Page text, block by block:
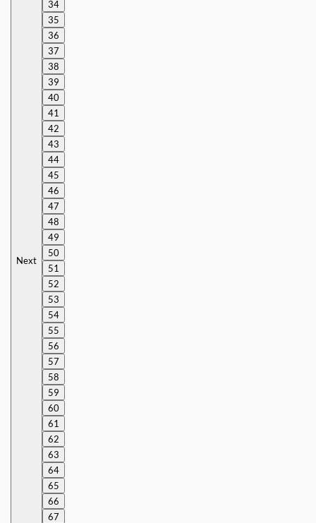
Next
34
35
36
37
38
39
40
41
42
43
44
45
46
47
48
49
50
51
52
53
54
55
56
57
58
59
60
61
62
63
64
65
66
67